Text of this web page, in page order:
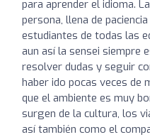
para aprender el idioma.
persona, llena de
estudiantes de todas las
aun así la sensei siempre
resolver dudas y seguir
haber ido pocas veces de
que el ambiente es muy
surgen de la cultura, los
así también como el